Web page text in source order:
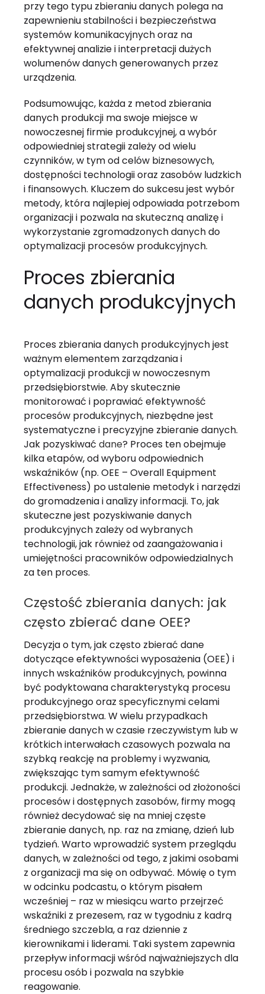
przy tego typu zbieraniu danych polega na
zapewnieniu stabilności i bezpieczeństwa
systemów komunikacyjnych oraz na
efektywnej analizie i interpretacji dużych
wolumenów danych generowanych przez
urządzenia.
Podsumowując, każda z metod zbierania
danych produkcji ma swoje miejsce w
nowoczesnej firmie produkcyjnej, a wybór
odpowiedniej strategii zależy od wielu
czynników, w tym od celów biznesowych,
dostępności technologii oraz zasobów ludzkich
i finansowych. Kluczem do sukcesu jest wybór
metody, która najlepiej odpowiada potrzebom
organizacji i pozwala na skuteczną analizę i
wykorzystanie zgromadzonych danych do
optymalizacji procesów produkcyjnych.
Proces zbierania
danych produkcyjnych
Proces zbierania danych produkcyjnych jest
ważnym elementem zarządzania i
optymalizacji produkcji w nowoczesnym
przedsiębiorstwie. Aby skutecznie
monitorować i poprawiać efektywność
procesów produkcyjnych, niezbędne jest
systematyczne i precyzyjne zbieranie danych.
Jak pozyskiwać dane? Proces ten obejmuje
kilka etapów, od wyboru odpowiednich
wskaźników (np. OEE – Overall Equipment
Effectiveness) po ustalenie metodyk i narzędzi
do gromadzenia i analizy informacji. To, jak
skuteczne jest pozyskiwanie danych
produkcyjnych zależy od wybranych
technologii, jak również od zaangażowania i
umiejętności pracowników odpowiedzialnych
za ten proces.
Częstość zbierania danych: jak
często zbierać dane OEE?
Decyzja o tym, jak często zbierać dane
dotyczące efektywności wyposażenia (OEE) i
innych wskaźników produkcyjnych, powinna
być podyktowana charakterystyką procesu
produkcyjnego oraz specyficznymi celami
przedsiębiorstwa. W wielu przypadkach
zbieranie danych w czasie rzeczywistym lub w
krótkich interwałach czasowych pozwala na
szybką reakcję na problemy i wyzwania,
zwiększając tym samym efektywność
produkcji. Jednakże, w zależności od złożoności
procesów i dostępnych zasobów, firmy mogą
również decydować się na mniej częste
zbieranie danych, np. raz na zmianę, dzień lub
tydzień. Warto wprowadzić system przeglądu
danych, w zależności od tego, z jakimi osobami
z organizacji ma się on odbywać. Mówię o tym
w odcinku podcastu, o którym pisałem
wcześniej – raz w miesiącu warto przejrzeć
wskaźniki z prezesem, raz w tygodniu z kadrą
średniego szczebla, a raz dziennie z
kierownikami i liderami. Taki system zapewnia
przepływ informacji wśród najważniejszych dla
procesu osób i pozwala na szybkie
reagowanie.